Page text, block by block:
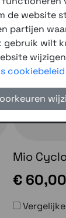
Mio
€ 60,00
de website
partijen
gebruik wilt
cookiebeleid